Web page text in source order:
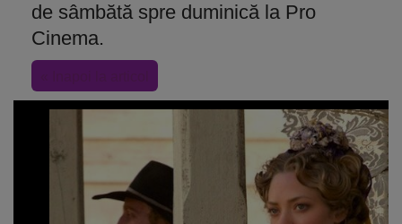
de sâmbătă spre duminică la Pro
Cinema.